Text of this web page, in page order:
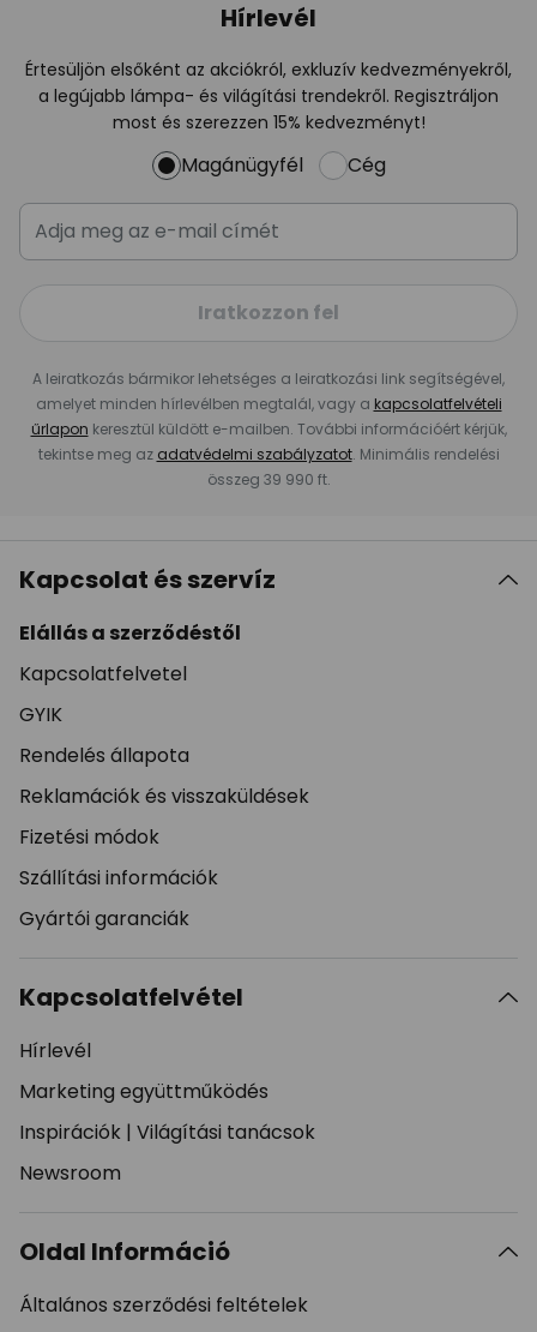
Hírlevél
Értesüljön elsőként az akciókról, exkluzív kedvezményekről,
a legújabb lámpa- és világítási trendekről. Regisztráljon
most és szerezzen 15% kedvezményt!
Magánügyfél Cég
Iratkozzon fel
A leiratkozás bármikor lehetséges a leiratkozási link segítségével,
amelyet minden hírlevélben megtalál, vagy a kapcsolatfelvételi
űrlapon keresztül küldött e-mailben. További információért kérjük,
tekintse meg az adatvédelmi szabályzatot. Minimális rendelési
összeg 39 990 ft.
Kapcsolat és szervíz
Elállás a szerződéstől
Kapcsolatfelvetel
GYIK
Rendelés állapota
Reklamációk és visszaküldések
Fizetési módok
Szállítási információk
Gyártói garanciák
Kapcsolatfelvétel
Hírlevél
Marketing együttműködés
Inspirációk | Világítási tanácsok
Newsroom
Oldal Információ
Általános szerződési feltételek